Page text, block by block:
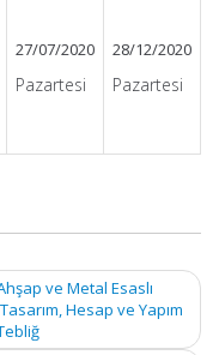
27/07/2020
Pazartesi
28/12/2020
Pazartesi
ve Metal Esaslı
Hesap ve Yapım